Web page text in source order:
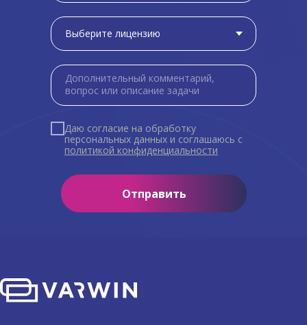
Даю согласие на обработку
персональных данных и соглашаюсь c
политикой конфиденциальности
Отправить